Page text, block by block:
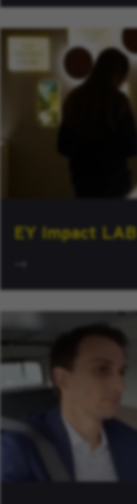
EY Impact LAB